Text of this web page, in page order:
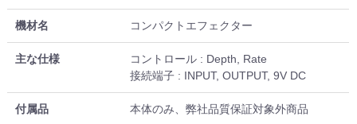
機材名 コンパクトエフェクター
主な仕様
コントロール : Depth, Rate
接続端子 : INPUT, OUTPUT, 9V DC
付属品 本体のみ、弊社品質保証対象外商品